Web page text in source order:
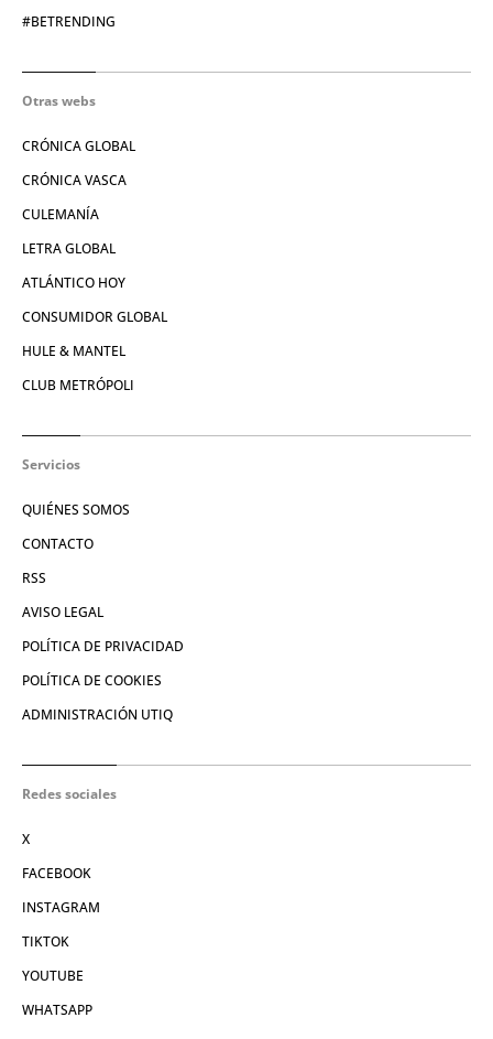
#BETRENDING
Otras webs
CRÓNICA GLOBAL
CRÓNICA VASCA
CULEMANÍA
LETRA GLOBAL
ATLÁNTICO HOY
CONSUMIDOR GLOBAL
HULE & MANTEL
CLUB METRÓPOLI
Servicios
QUIÉNES SOMOS
CONTACTO
RSS
AVISO LEGAL
POLÍTICA DE PRIVACIDAD
POLÍTICA DE COOKIES
ADMINISTRACIÓN UTIQ
Redes sociales
X
FACEBOOK
INSTAGRAM
TIKTOK
YOUTUBE
WHATSAPP